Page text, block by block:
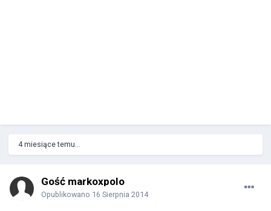
4 miesiące temu...
Gość markoxpolo
Opublikowano 16 Sierpnia 2014